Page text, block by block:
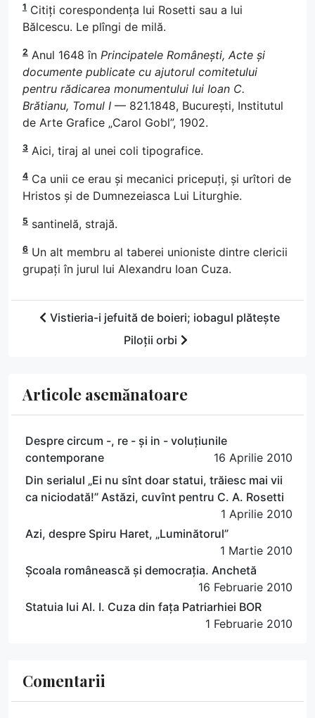
1 Citiți corespondența lui Rosetti sau a lui
Bălcescu. Le plîngi de milă.
2 Anul 1648 în Principatele Românești, Acte și
documente publicate cu ajutorul comitetului
pentru rădicarea monumentului lui Ioan C.
Brătianu, Tomul I — 821.1848, București, Institutul
de Arte Grafice „Carol Gobl”, 1902.
3 Aici, tiraj al unei coli tipografice.
4 Ca unii ce erau și mecanici pricepuți, și urîtori de
Hristos și de Dumnezeiasca Lui Liturghie.
5 santinelă, strajă.
6 Un alt membru al taberei unioniste dintre clericii
grupați în jurul lui Alexandru Ioan Cuza.
Vistieria-i jefuită de boieri; iobagul plătește
Piloții orbi
Articole asemănatoare
Despre circum -, re - și in - voluțiunile
contemporane
16 Aprilie 2010
Din serialul „Ei nu sînt doar statui, trăiesc mai vii
ca niciodată!” Astăzi, cuvînt pentru C. A. Rosetti
1 Aprilie 2010
Azi, despre Spiru Haret, „Luminătorul”
1 Martie 2010
Școala românească și democrația. Anchetă
16 Februarie 2010
Statuia lui Al. I. Cuza din fața Patriarhiei BOR
1 Februarie 2010
Comentarii